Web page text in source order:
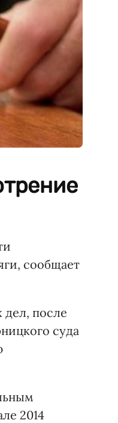
сообщает
дел, после
суда
2014